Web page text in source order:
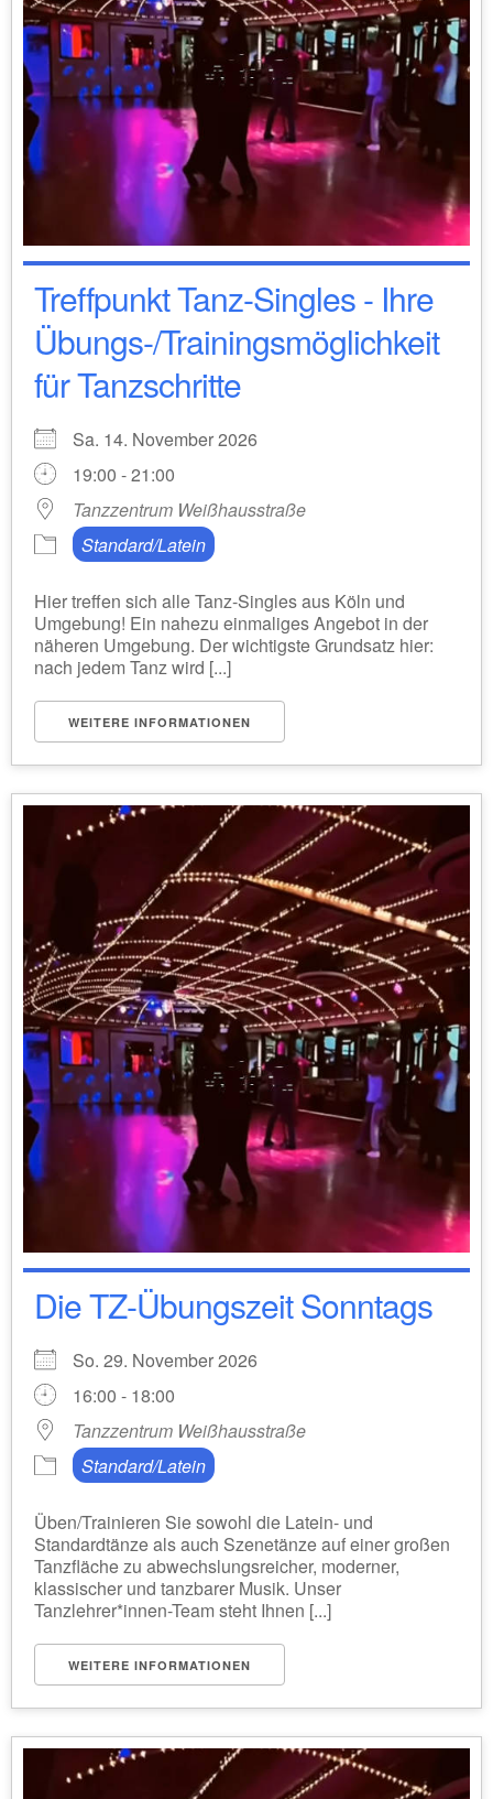
Treffpunkt Tanz-Singles - Ihre
Übungs-/Trainingsmöglichkeit
für Tanzschritte
Sa. 14. November 2026
19:00 - 21:00
Tanzzentrum Weißhausstraße
Standard/Latein
Hier treffen sich alle Tanz-Singles aus Köln und
Umgebung! Ein nahezu einmaliges Angebot in der
näheren Umgebung. Der wichtigste Grundsatz hier:
nach jedem Tanz wird [...]
WEITERE INFORMATIONEN
Die TZ-Übungszeit Sonntags
So. 29. November 2026
16:00 - 18:00
Tanzzentrum Weißhausstraße
Standard/Latein
Üben/Trainieren Sie sowohl die Latein- und
Standardtänze als auch Szenetänze auf einer großen
Tanzfläche zu abwechslungsreicher, moderner,
klassischer und tanzbarer Musik. Unser
Tanzlehrer*innen-Team steht Ihnen [...]
WEITERE INFORMATIONEN